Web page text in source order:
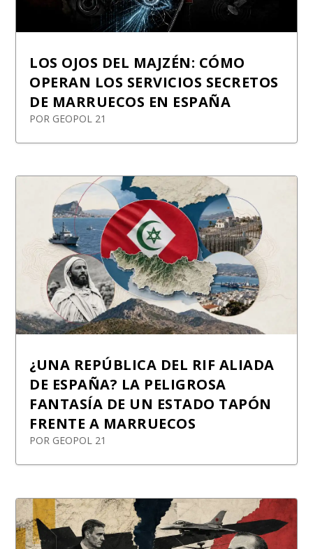
LOS OJOS DEL MAJZÉN: CÓMO
OPERAN LOS SERVICIOS SECRETOS
DE MARRUECOS EN ESPAÑA
POR GEOPOL 21
¿UNA REPÚBLICA DEL RIF ALIADA
DE ESPAÑA? LA PELIGROSA
FANTASÍA DE UN ESTADO TAPÓN
FRENTE A MARRUECOS
POR GEOPOL 21